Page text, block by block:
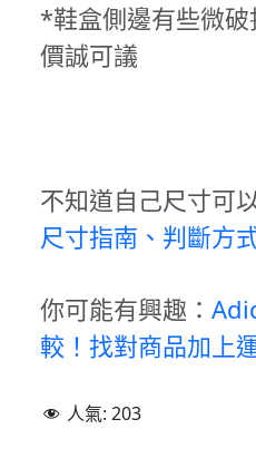
*鞋盒側邊有些微破
價誠可議
不知道自己尺寸可
尺寸指南、判斷方
你可能有興趣：
較！找對商品加上
人氣: 203